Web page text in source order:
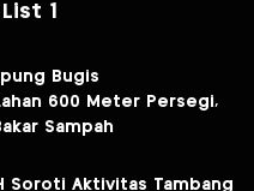
1
Bugis
600 Meter Persegi,
Sampah
Soroti Aktivitas Tambang